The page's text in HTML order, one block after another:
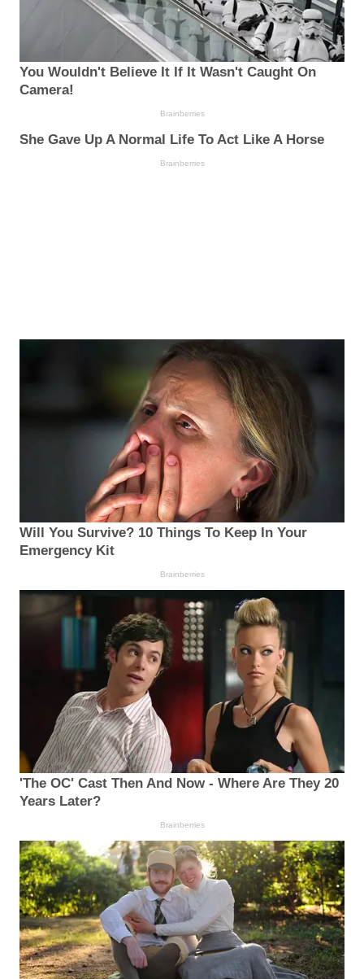
You Wouldn't Believe It If It Wasn't Caught On
Camera!
Brainberries
She Gave Up A Normal Life To Act Like A Horse
Brainberries
Will You Survive? 10 Things To Keep In Your
Emergency Kit
Brainberries
'The OC' Cast Then And Now - Where Are They 20
Years Later?
Brainberries